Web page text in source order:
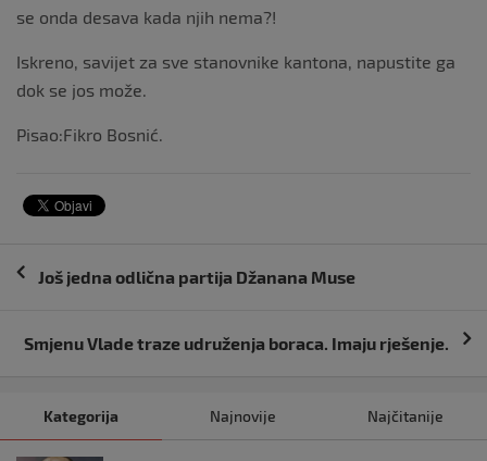
se onda desava kada njih nema?!
Iskreno, savijet za sve stanovnike kantona, napustite ga
dok se jos može.
Pisao:Fikro Bosnić.
Navigacija
objava
Još jedna odlična partija Džanana Muse
Smjenu Vlade traze udruženja boraca. Imaju rješenje.
Kategorija Najnovije Najčitanije